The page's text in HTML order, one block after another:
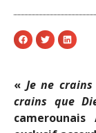
« Je ne
crains que